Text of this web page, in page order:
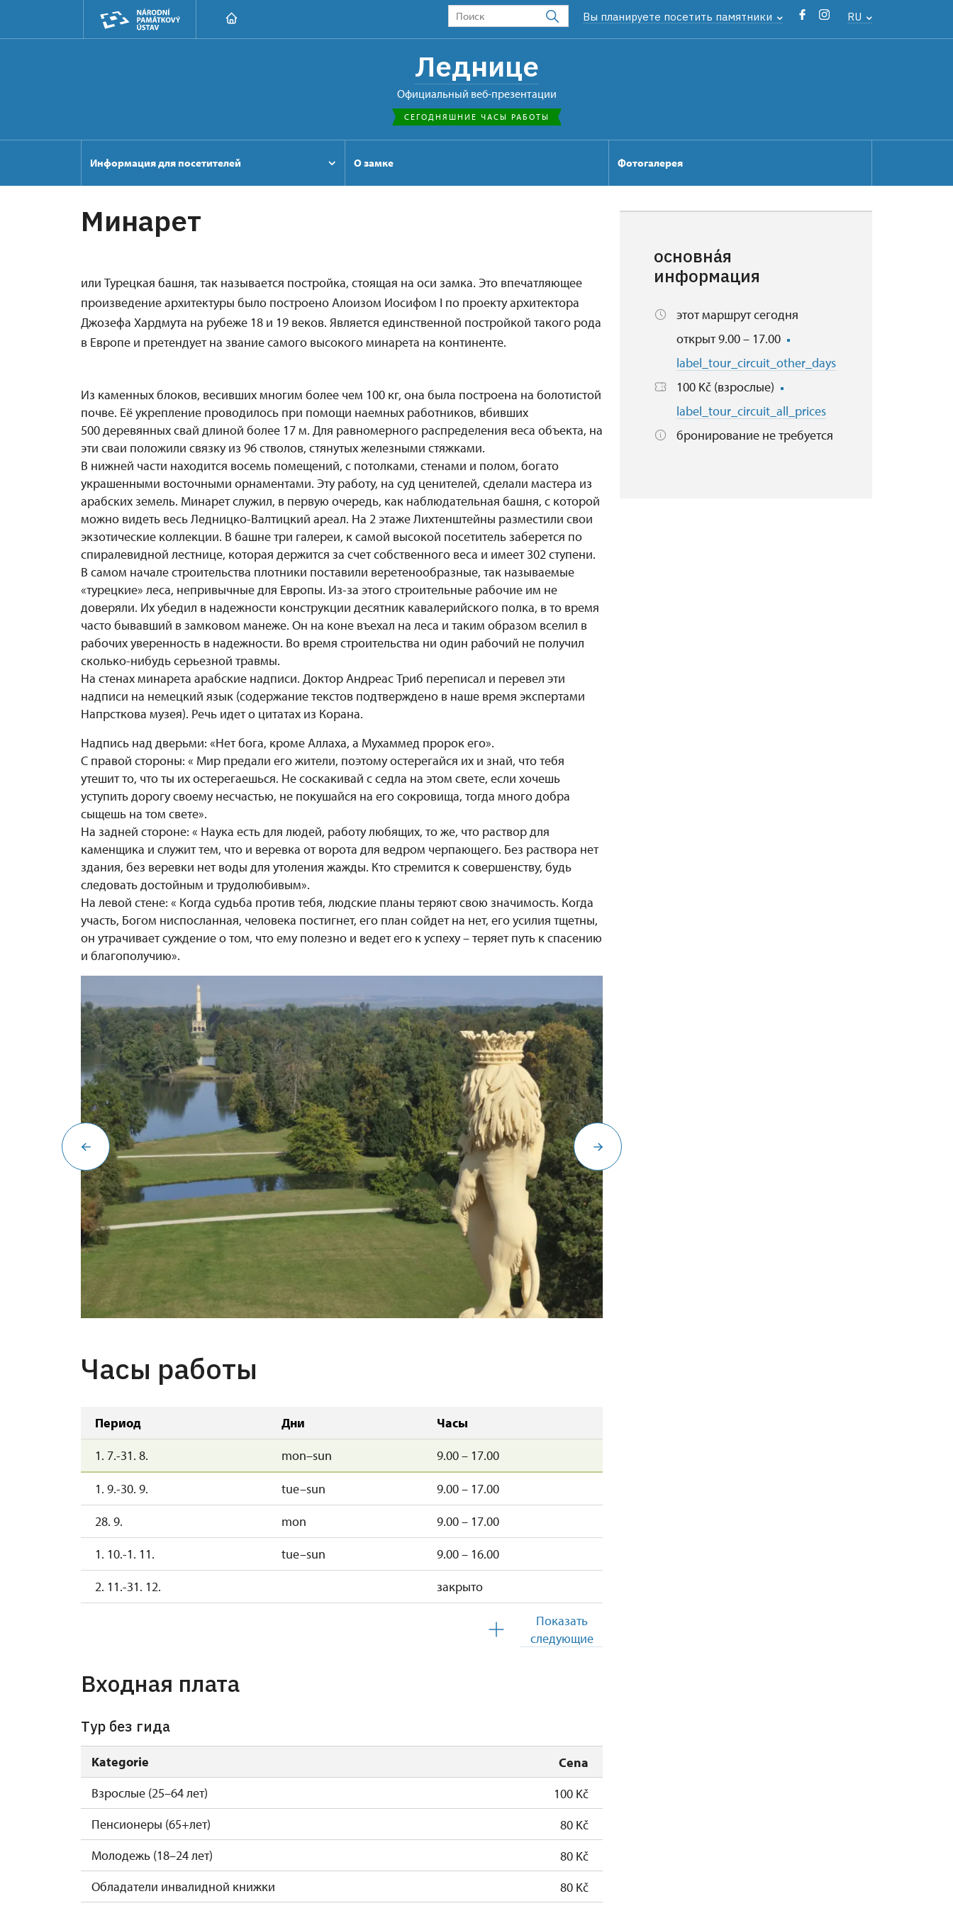
Вы планируете посетить памятники RU
Леднице
Официальный веб-презентации
СЕГОДНЯШНИЕ ЧАСЫ РАБОТЫ
Информация для посетителей О замке Фотогалерея
Минарет
или Турецкая башня, так называется постройка, стоящая на оси замка. Это впечатляющее
произведение архитектуры было построено Алоизом Иосифом I по проекту архитектора
Джозефа Хардмута на рубеже 18 и 19 веков. Является единственной постройкой такого рода
в Европе и претендует на звание самого высокого минарета на континенте.
Из каменных блоков, весивших многим более чем 100 кг, она была построена на болотистой
почве. Её укрепление проводилось при помощи наемных работников, вбивших
500 деревянных свай длиной более 17 м. Для равномерного распределения веса объекта, на
эти сваи положили связку из 96 стволов, стянутых железными стяжками.
В нижней части находится восемь помещений, с потолками, стенами и полом, богато
украшенными восточными орнаментами. Эту работу, на суд ценителей, сделали мастера из
арабских земель. Минарет служил, в первую очередь, как наблюдательная башня, с которой
можно видеть весь Ледницко-Валтицкий ареал. На 2 этаже Лихтенштейны разместили свои
экзотические коллекции. В башне три галереи, к самой высокой посетитель заберется по
спиралевидной лестнице, которая держится за счет собственного веса и имеет 302 ступени.
В самом начале строительства плотники поставили веретенообразные, так называемые
«турецкие» леса, непривычные для Европы. Из-за этого строительные рабочие им не
доверяли. Их убедил в надежности конструкции десятник кавалерийского полка, в то время
часто бывавший в замковом манеже. Он на коне въехал на леса и таким образом вселил в
рабочих уверенность в надежности. Во время строительства ни один рабочий не получил
сколько-нибудь серьезной травмы.
На стенах минарета арабские надписи. Доктор Андреас Триб переписал и перевел эти
надписи на немецкий язык (содержание текстов подтверждено в наше время экспертами
Напрсткова музея). Речь идет о цитатах из Корана.
Надпись над дверьми: «Нет бога, кроме Аллаха, а Мухаммед пророк его».
С правой стороны: « Мир предали его жители, поэтому остерегайся их и знай, что тебя
утешит то, что ты их остерегаешься. Не соскакивай с седла на этом свете, если хочешь
уступить дорогу своему несчастью, не покушайся на его сокровища, тогда много добра
сыщешь на том свете».
На задней стороне: « Наука есть для людей, работу любящих, то же, что раствор для
каменщика и служит тем, что и веревка от ворота для ведром черпающего. Без раствора нет
здания, без веревки нет воды для утоления жажды. Кто стремится к совершенству, будь
следовать достойным и трудолюбивым».
На левой стене: « Когда судьба против тебя, людские планы теряют свою значимость. Когда
участь, Богом ниспосланная, человека постигнет, его план сойдет на нет, его усилия тщетны,
он утрачивает суждение о том, что ему полезно и ведет его к успеху – теряет путь к спасению
и благополучию».
Часы работы
Период Дни
Часы
1. 7.-31. 8.
mon–sun 9.00 – 17.00
1. 9.-30. 9. tue–sun
9.00 – 17.00
28. 9.
mon
9.00 – 17.00
1. 10.-1. 11.
tue–sun
9.00 – 16.00
2. 11.-31. 12.
закрыто
Показать
следующие
Входная плата
Tур без гида
Kategorie
Cena
Взрослые (25–64 лет)
100 Kč
Пенсионеры (65+лет)
80 Kč
Молодежь (18–24 лет)
80 Kč
Обладатели инвалидной книжки
80 Kč
основна́я
информация
этот маршрут сегодня
открыт 9.00 – 17.00
label_tour_circuit_other_days
100 Kč (взрослые)
label_tour_circuit_all_prices
бронирование не требуется